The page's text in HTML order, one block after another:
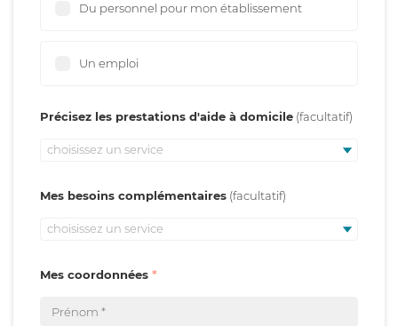
Du personnel pour mon établissement
Un emploi
Précisez les prestations d'aide à domicile
choisissez un service
Mes besoins complémentaires
choisissez un service
Mes coordonnées